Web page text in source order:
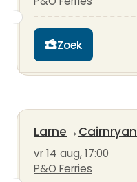
Zoek
Larne→Cairnryan
vr 14 aug, 17:00
P&O Ferries